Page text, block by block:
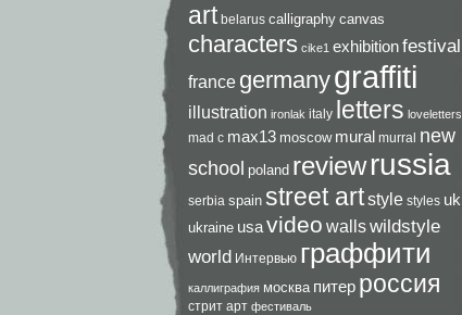
art belarus calligraphy canvas
characters cike1 exhibitionfestival
france germanygraffiti
illustration ironlak italy letters loveletters
mad c max13 moscow mural murral new
school poland reviewrussia
serbia spain street artstyle styles uk
ukraine usavideo wallswildstyle
world Интервью граффити
каллиграфия москва питер россия
стрит арт фестиваль